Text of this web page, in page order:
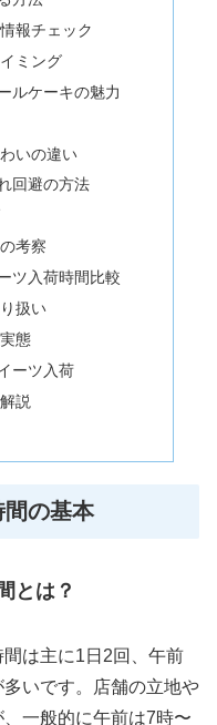
報チェック
ミング
ルケーキの魅力
いの違い
回避の方法
考察
ツ入荷時間比較
扱い
態
ーツ入荷
説
間の基本
とは？
は主に1日2回、午前
いです。店舗の立地や
一般的に午前は7時〜